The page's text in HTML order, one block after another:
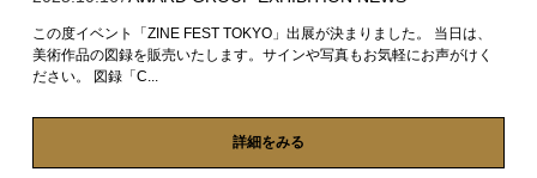
この度イベント「ZINE FEST TOKYO」出展が決まりました。 当日は、
美術作品の図録を販売いたします。サインや写真もお気軽にお声がけく
ださい。 図録「C...
詳細をみる